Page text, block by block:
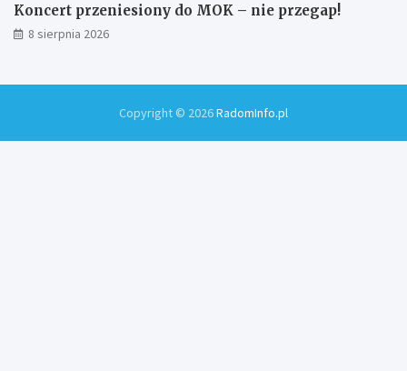
Koncert przeniesiony do MOK – nie przegap!
8 sierpnia 2026
Copyright © 2026RadomInfo.pl